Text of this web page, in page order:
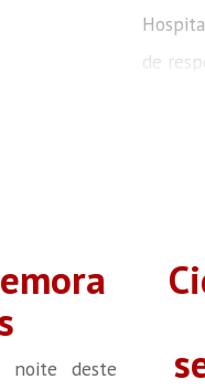
de
noite deste